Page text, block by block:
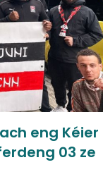
eng Kéier
03 ze